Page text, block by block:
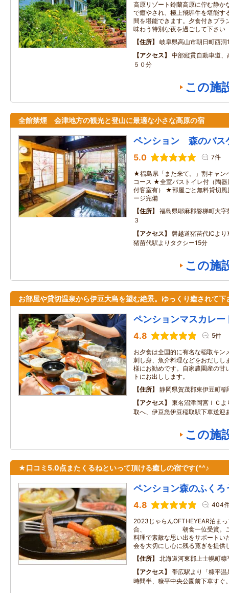
高原リゾート鈴蘭高原に佇む静か
で癒やされ、極上飛騨牛を堪能す
間を堪能できます。夕食付きプラ
味わう特別な夜を過ごして下さい
住所
岐阜県高山市朝日町西
アクセス
中部縦貫自動車道
５０分
この施
全館禁煙 会津地方の観光と登山に最適な小さな高原の宿
ペンション 森のバス
5.0 7件
★福島県「また来て。」割キャ
コース ★全室バストイレ付（陶
付客室有） ★部屋ごと無料貸切
ージ完備
住所
福島県耶麻郡磐梯町大
３
アクセス
磐越道猪苗代ICよ
猪苗代駅よりタクシー15分
この施
お部屋や貸切温泉から伊豆大島を望む絶景。ゆっくり癒されて下
ペンションマスカレー
4.8 5件
お夕食は全国的に有名な稲取キン
刺し身、魚介料理などをおだしし
様にお勧めです。自家農園産の甘
トにお出しします。
住所
静岡県賀茂郡東伊豆町
アクセス
東名沼津岡宮ＩＣ
取へ、伊豆急伊豆稲取駅下車送迎
この施
★口コミ5.0点またくるねといって頂ける癒しの宿です(^^♪
ペンション森のふくろ
4.8 404
2023じゃらんOFTHEYEAR泊ま
合、 朝食一位受賞。これ
料理で素敵な思い出をサポートい
会を大切にし心に残る寛ぎを提供
住所
北海道河東郡上士幌町糠
アクセス
帯広駅より「糠平
時間半、糠平中央公園前下車すぐ